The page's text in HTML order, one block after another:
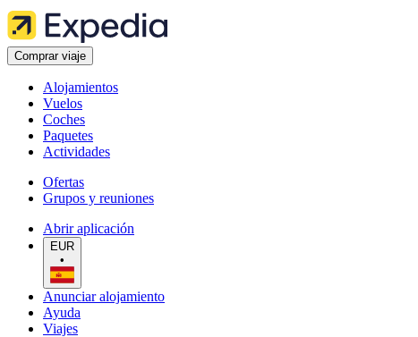
Comprar viaje
Alojamientos
Vuelos
Coches
Paquetes
Actividades
Ofertas
Grupos y reuniones
Abrir aplicación
EUR
•
Anunciar alojamiento
Ayuda
Viajes